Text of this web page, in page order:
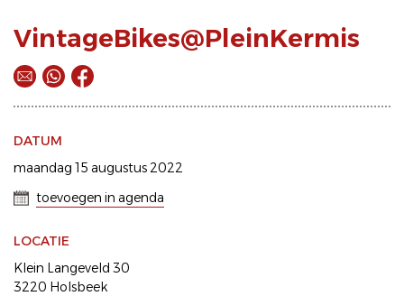
VintageBikes@PleinKermis
DATUM
maandag 15 augustus 2022
toevoegen in agenda
LOCATIE
Klein Langeveld 30
3220 Holsbeek